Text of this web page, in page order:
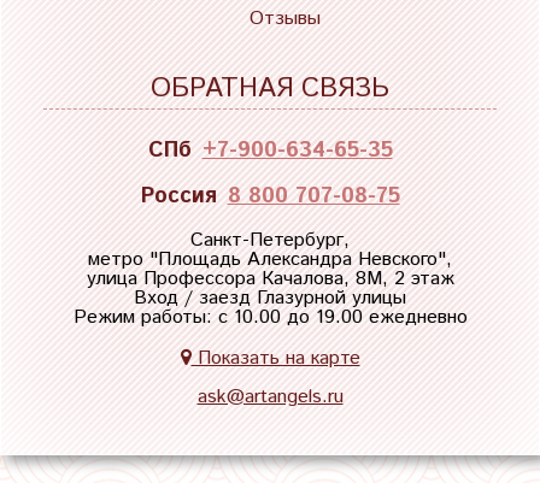
Отзывы
ОБРАТНАЯ СВЯЗЬ
СПб +7-900-634-65-35
Россия 8 800 707-08-75
Санкт-Петербург,
метро "Площадь Александра Невского",
улица Профессора Качалова, 8М, 2 этаж
Вход / заезд Глазурной улицы
Режим работы: с 10.00 до 19.00 ежедневно
Показать на карте
ask@artangels.ru